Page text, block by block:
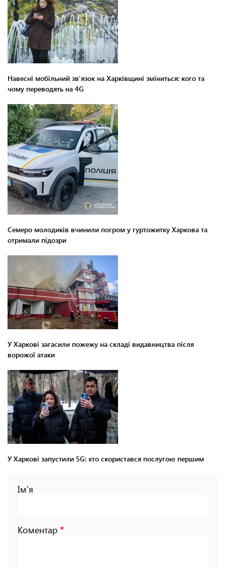
Навесні мобільний зв’язок на Харківщині зміниться: кого та
чому переводять на 4G
Семеро молодиків вчинили погром у гуртожитку Харкова та
отримали підозри
У Харкові загасили пожежу на складі видавництва після
ворожої атаки
У Харкові запустили 5G: хто скористався послугою першим
Ім'я
Коментар